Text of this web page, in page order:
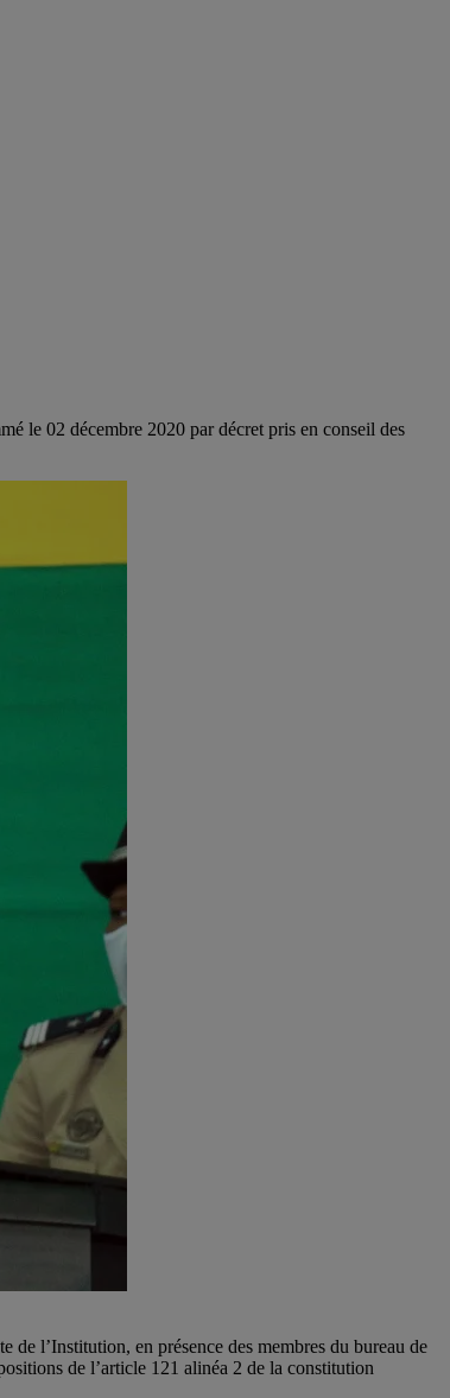
le 02 décembre 2020 par décret pris en conseil des
de l’Institution, en présence des membres du bureau de
de l’article 121 alinéa 2 de la constitution